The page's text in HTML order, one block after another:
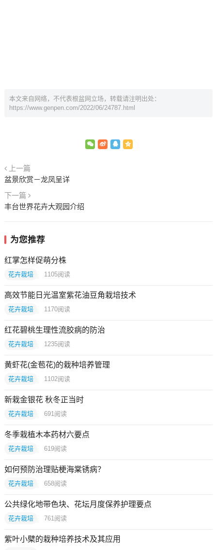
本文来自网络，不代表根盆网立场，转载请注明出处：
https://www.genpen.com/2022/06/24787.html
上一篇
盆景欣赏－龙凤呈详
下一篇
丰台世界花卉大观园介绍
为您推荐
红掌怎样促萌分株
花卉栽培 1105阅读
高效节能日光温室紫花油豆角栽培技术
花卉栽培 1170阅读
红花碧桃生理性流胶病的防治
花卉栽培 1235阅读
黄虾花(金苞花)的栽种培养管理
花卉栽培 1102阅读
新栽金银花 秋冬正当时
花卉栽培 691 阅读
冬季栽植木本药材六要点
花卉栽培 619阅读
如何预防治理贴梗海棠锈病？
花卉栽培 658阅读
公共绿化地带色块、花坛月度保养护理要点
花卉栽培 761 阅读
紫叶小檗的栽种培养技术及其应用